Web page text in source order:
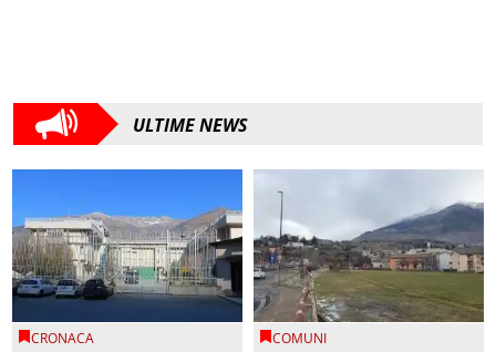
ULTIME NEWS
CRONACA COMUNI